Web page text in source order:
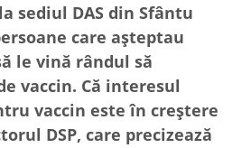
sediul DAS din Sfântu
care așteptau
le vină rândul să
vaccin. Că interesul
vaccin este în creștere
DSP, care precizează